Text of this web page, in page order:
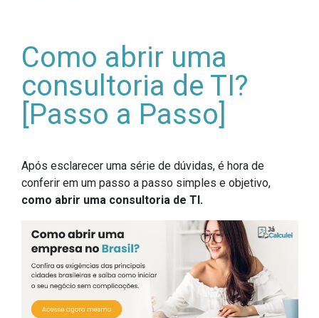
Como abrir uma
consultoria de TI?
[Passo a Passo]
Após esclarecer uma série de dúvidas, é hora de
conferir em um passo a passo simples e objetivo,
como abrir uma consultoria de TI.